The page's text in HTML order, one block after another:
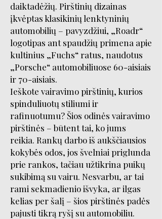
daiktadėžių. Pirštinių dizainas
įkvėptas klasikinių lenktyninių
automobilių – pavyzdžiui, „Roadr“
logotipas ant spaudžių primena apie
kultinius „Fuchs“ ratus, naudotus
„Porsche“ automobiliuose 60-aisiais
ir 70-aisiais.
Ieškote vairavimo pirštinių, kurios
spinduliuotų stiliumi ir
rafinuotumu? Šios odinės vairavimo
pirštinės – būtent tai, ko jums
reikia. Rankų darbo iš aukščiausios
kokybės odos, jos švelniai priglunda
prie rankos, tačiau užtikrina puikų
sukibimą su vairu. Nesvarbu, ar tai
rami sekmadienio išvyka, ar ilgas
kelias per šalį – šios pirštinės padės
pajusti tikrą ryšį su automobiliu.